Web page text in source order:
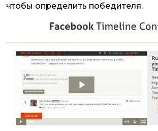
чтобы определить победителя.